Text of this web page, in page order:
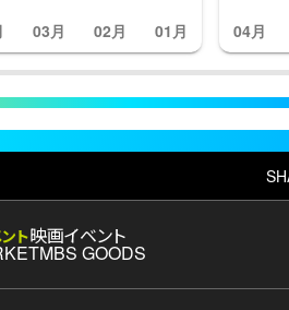
03月 02月 01月
04月
ト映画イベント
MBS GOODS